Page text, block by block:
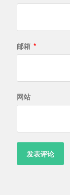
邮箱 *
网站